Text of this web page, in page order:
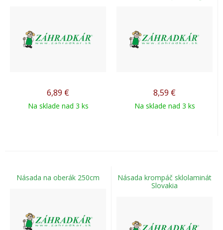
6,89 €
Na sklade nad 3 ks
8,59 €
Na sklade nad 3 ks
Násada na oberák 250cm
Násada krompáč sklolaminát
Slovakia